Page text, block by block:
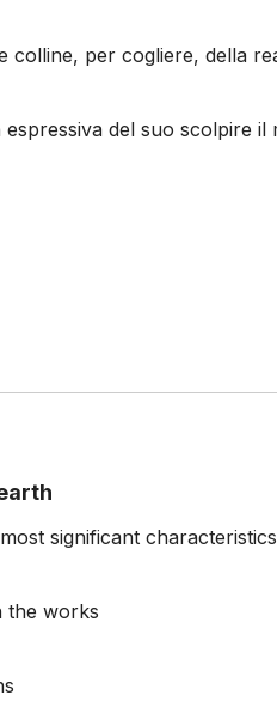
colline, per cogliere, della
del suo scolpire il
significant characteristics
the works